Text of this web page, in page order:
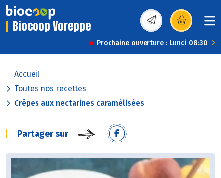
Biocoop Voreppe (s’ouvre dans une
Prochaine ouverture : Lundi 08:30
Accueil
Toutes nos recettes
Crêpes aux nectarines caramélisées
Partager sur